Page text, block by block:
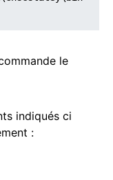
le
indiqués ci
: